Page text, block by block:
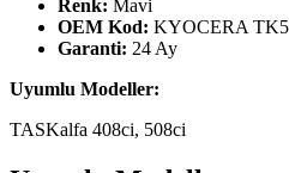
Renk: Mavi
OEM Kod: KYOCERA
Garanti: 24 Ay
Uyumlu Modeller:
TASKalfa 408ci, 508ci